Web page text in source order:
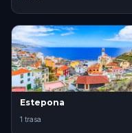
Estepona
1 trasa